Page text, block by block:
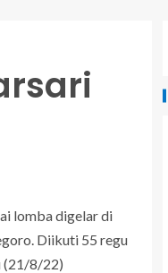
lomba digelar di
Diikuti 55 regu
(21/8/22)